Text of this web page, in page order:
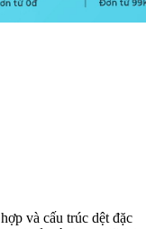
và cấu trúc dệt đặc